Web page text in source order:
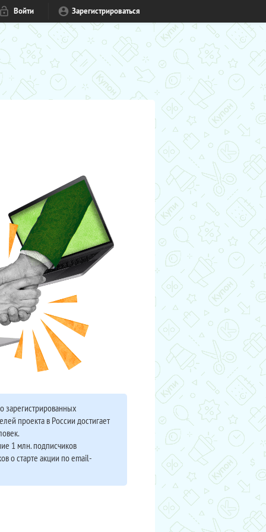
Войти Зарегистрироваться
зарегистрированных
проекта в России достигает
1 млн. подписчиков
о старте акции по email-